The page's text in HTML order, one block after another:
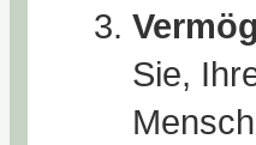
Sie,